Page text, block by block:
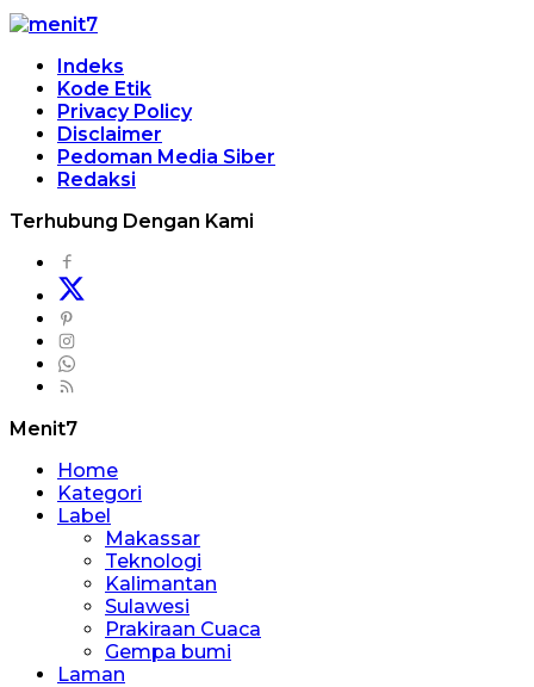
Indeks
Kode Etik
Privacy Policy
Disclaimer
Pedoman Media Siber
Redaksi
Terhubung Dengan Kami
Menit7
Home
Kategori
Label
Makassar
Teknologi
Kalimantan
Sulawesi
Prakiraan Cuaca
Gempa bumi
Laman